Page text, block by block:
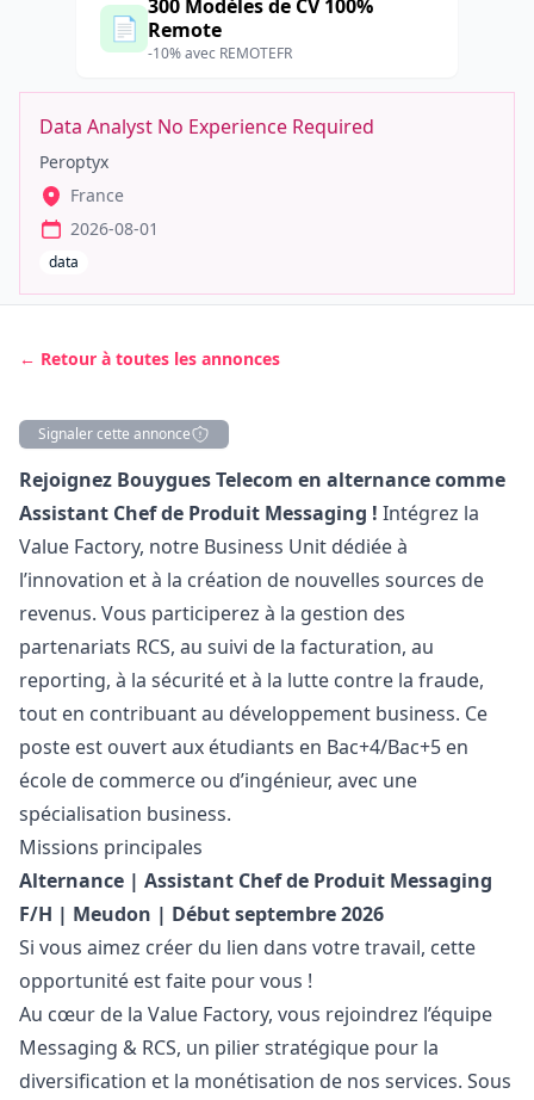
📄
300 Modèles de CV 100%
Remote
-10% avec REMOTEFR
Data Analyst No Experience Required
Peroptyx
France
2026-08-01
data
← Retour à toutes les annonces
Signaler cette annonce
Description
Rejoignez Bouygues Telecom en alternance comme
Assistant Chef de Produit Messaging ! Intégrez la
Value Factory, notre Business Unit dédiée à
l’innovation et à la création de nouvelles sources de
revenus. Vous participerez à la gestion des
partenariats RCS, au suivi de la facturation, au
reporting, à la sécurité et à la lutte contre la fraude,
tout en contribuant au développement business. Ce
poste est ouvert aux étudiants en Bac+4/Bac+5 en
école de commerce ou d’ingénieur, avec une
spécialisation business.
Missions principales
Alternance | Assistant Chef de Produit Messaging
F/H | Meudon | Début septembre 2026
Si vous aimez créer du lien dans votre travail, cette
opportunité est faite pour vous !
Au cœur de la Value Factory, vous rejoindrez l’équipe
Messaging & RCS, un pilier stratégique pour la
diversification et la monétisation de nos services. Sous